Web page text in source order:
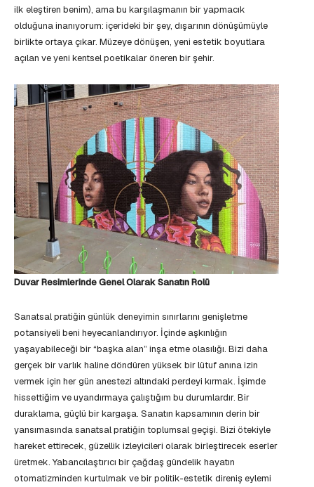
ilk eleştiren benim), ama bu karşılaşmanın bir yapmacık
olduğuna inanıyorum: içerideki bir şey, dışarının dönüşümüyle
birlikte ortaya çıkar. Müzeye dönüşen, yeni estetik boyutlara
açılan ve yeni kentsel poetikalar öneren bir şehir.
Duvar Resimlerinde Genel Olarak Sanatın Rolü
Sanatsal pratiğin günlük deneyimin sınırlarını genişletme
potansiyeli beni heyecanlandırıyor. İçinde aşkınlığın
yaşayabileceği bir “başka alan” inşa etme olasılığı. Bizi daha
gerçek bir varlık haline döndüren yüksek bir lütuf anına izin
vermek için her gün anestezi altındaki perdeyi kırmak. İşimde
hissettiğim ve uyandırmaya çalıştığım bu durumlardır. Bir
duraklama, güçlü bir kargaşa. Sanatın kapsamının derin bir
yansımasında sanatsal pratiğin toplumsal geçişi. Bizi ötekiyle
hareket ettirecek, güzellik izleyicileri olarak birleştirecek eserler
üretmek. Yabancılaştırıcı bir çağdaş gündelik hayatın
otomatizminden kurtulmak ve bir politik-estetik direniş eylemi